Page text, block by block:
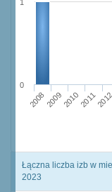
20082009201020112012
0
1
Łączna liczba izb w
2023